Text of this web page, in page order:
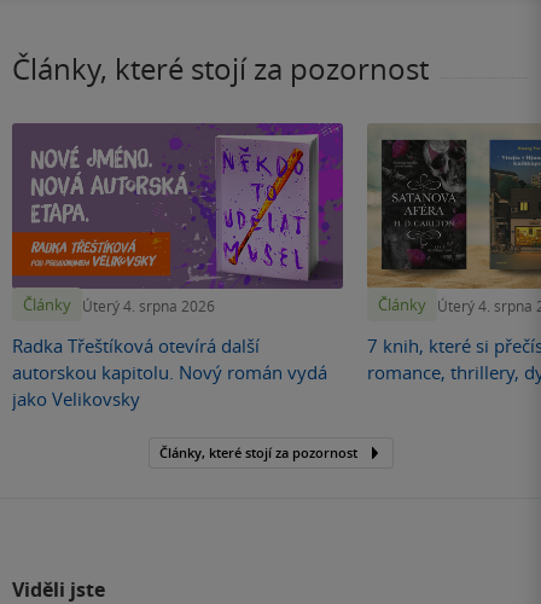
Články, které stojí za pozornost
Články Úterý 4. srpna 2026
Radka Třeštíková otevírá další
autorskou kapitolu. Nový román vydá
jako Velikovsky
Články Úterý 4. srpna
7 knih, které si
romance, thrillery,
Články, které stojí za pozornost
Viděli jste